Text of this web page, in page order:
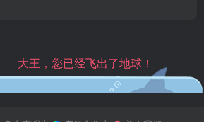
大王，您已经飞出了地球！